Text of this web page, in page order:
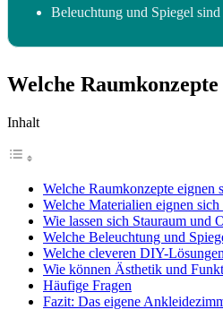
Beleuchtung und Spiegel
Welche
Inhalt
Welche Raumkonzepte eignen
Welche Materialien eignen
Wie lassen sich Stauraum und
Welche Beleuchtung und
Welche cleveren DIY-
Wie können Ästhetik und
Häufige Fragen
Fazit: Das eigene